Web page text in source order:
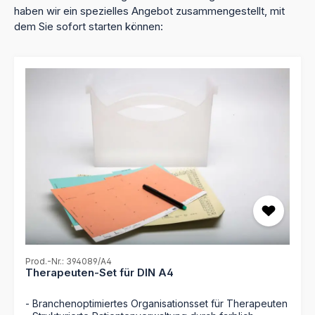
haben wir ein spezielles Angebot zusammengestellt, mit
dem Sie sofort starten können:
Prod.-Nr.: 394089/A4
Therapeuten-Set für DIN A4
- Branchenoptimiertes Organisationsset für Therapeuten